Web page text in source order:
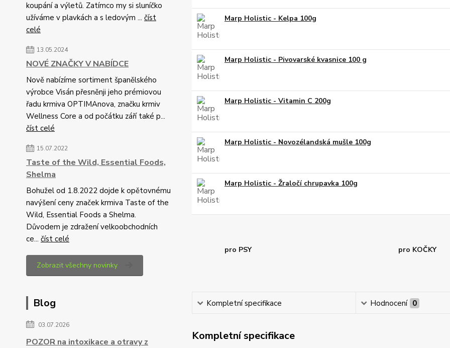
koupání a výletů. Zatímco my si sluníčko
užíváme v plavkách a s ledovým ... číst
celé
13.05.2024
NOVÉ ZNAČKY V NABÍDCE
Nově nabízíme sortiment španělského
výrobce Visán přesněnji jeho prémiovou
řadu krmiva OPTIMAnova, značku krmiv
Wellness Core a od počátku září také p...
číst celé
15.07.2022
Taste of the Wild, Essential Foods,
Shelma
Bohužel od 1.8.2022 dojde k opětovnému
navýšení ceny značek krmiva Taste of the
Wild, Essential Foods a Shelma.
Důvodem je zdražení velkoobchodních
ce... číst celé
Zobrazit všechny novinky
Blog
03.07.2026
POZOR na intoxikace a otravy z
Marp Holistic - Kelpa 100g
Marp Holistic - Pivovarské kvasnice 100 g
Marp Holistic - Vitamin C 200g
Marp Holistic - Novozélandská mušle 100g
Marp Holistic - Žraločí chrupavka 100g
pro PSY pro KOČKY
Kompletní specifikace Hodnocení 0
Kompletní specifikace